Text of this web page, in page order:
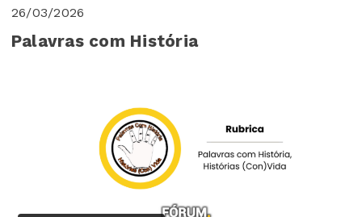
26/03/2026
Palavras com História